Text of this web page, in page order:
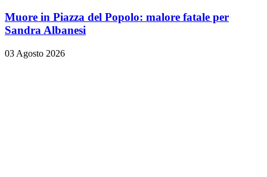
Muore in Piazza del Popolo: malore fatale per
Sandra Albanesi
03 Agosto 2026